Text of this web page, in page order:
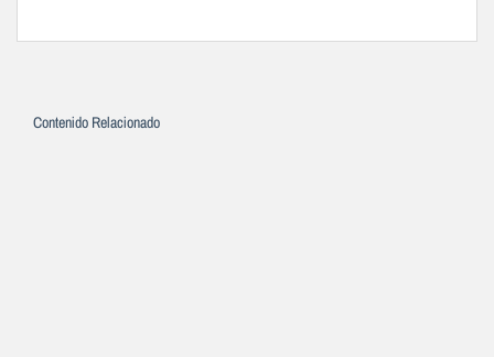
Contenido Relacionado